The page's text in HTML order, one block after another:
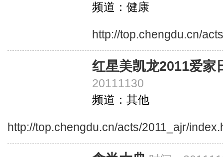
频道：健康
http://top.chengdu.cn/
红星美凯龙2011爱家
20111130
频道：其他
http://top.chengdu.cn/acts/2011_ajr/